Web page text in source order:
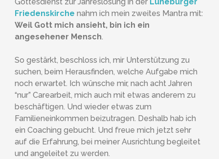
Friedenskirche nahm ich mein zweites Mantra mit:
Weil Gott mich ansieht, bin ich ein
angesehener Mensch.
So gestärkt, beschloss ich, mir Unterstützung zu
suchen, beim Herausfinden, welche Aufgabe mich
noch erwartet. Ich wünsche mir, nach acht Jahren
“nur” Carearbeit, mich auch mit etwas anderem zu
beschäftigen. Und wieder etwas zum
Familieneinkommen beizutragen. Deshalb hab ich
ein Coaching gebucht. Und freue mich jetzt sehr
auf die Erfahrung, bei meiner Ausrichtung begleitet
und angeleitet zu werden.